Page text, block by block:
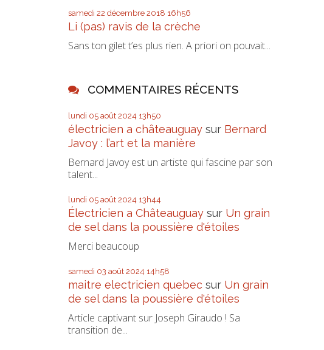
samedi 22 décembre 2018 16h56
Li (pas) ravis de la crèche
Sans ton gilet t’es plus rien. A priori on pouvait...
COMMENTAIRES RÉCENTS
lundi 05 août 2024 13h50
électricien a châteauguay sur Bernard
Javoy : l’art et la manière
Bernard Javoy est un artiste qui fascine par son
talent...
lundi 05 août 2024 13h44
Électricien a Châteauguay sur Un grain
de sel dans la poussière d'étoiles
Merci beaucoup
samedi 03 août 2024 14h58
maitre electricien quebec sur Un grain
de sel dans la poussière d'étoiles
Article captivant sur Joseph Giraudo ! Sa
transition de...